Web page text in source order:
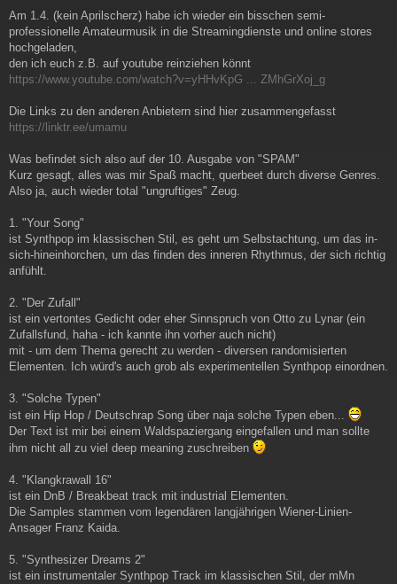
t
r
a
Am 1.4. (kein Aprilscherz) habe ich wieder ein bisschen semi-
professionelle Amateurmusik in die Streamingdienste und online stores
hochgeladen,
den ich euch z.B. auf youtube reinziehen könnt
https://www.youtube.com/watch?v=yHHvKpG ... ZMhGrXoj_g
Die Links zu den anderen Anbietern sind hier zusammengefasst
https://linktr.ee/umamu
Was befindet sich also auf der 10. Ausgabe von "SPAM"
Kurz gesagt, alles was mir Spaß macht, querbeet durch diverse Genres.
Also ja, auch wieder total "ungruftiges" Zeug.
1. "Your Song"
ist Synthpop im klassischen Stil, es geht um Selbstachtung, um das in-
sich-hineinhorchen, um das finden des inneren Rhythmus, der sich richtig
anfühlt.
2. "Der Zufall"
ist ein vertontes Gedicht oder eher Sinnspruch von Otto zu Lynar (ein
Zufallsfund, haha - ich kannte ihn vorher auch nicht)
mit - um dem Thema gerecht zu werden - diversen randomisierten
Elementen. Ich würd's auch grob als experimentellen Synthpop einordnen.
3. "Solche Typen"
ist ein Hip Hop / Deutschrap Song über naja solche Typen eben...
Der Text ist mir bei einem Waldspaziergang eingefallen und man sollte
ihm nicht all zu viel deep meaning zuschreiben
4. "Klangkrawall 16"
ist ein DnB / Breakbeat track mit industrial Elementen.
Die Samples stammen vom legendären langjährigen Wiener-Linien-
Ansager Franz Kaida.
5. "Synthesizer Dreams 2"
ist ein instrumentaler Synthpop Track im klassischen Stil, der mMn